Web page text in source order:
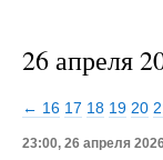
26 апреля
← 16 17 18 19 20
23:00, 26 апреля